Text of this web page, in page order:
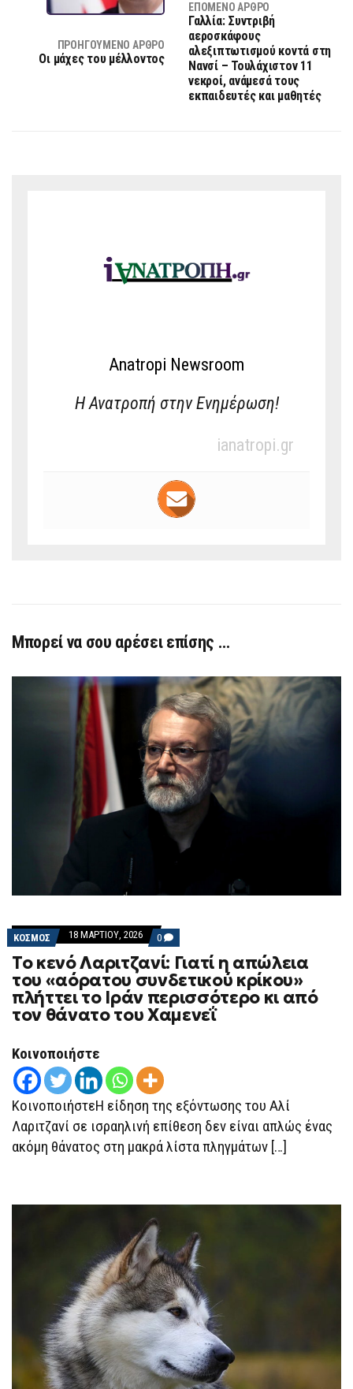
ΠΡΟΗΓΟΎΜΕΝΟ ΆΡΘΡΟ
Οι μάχες του μέλλοντος
ΕΠΌΜΕΝΟ ΆΡΘΡΟ
Γαλλία: Συντριβή
αεροσκάφους
αλεξιπτωτισμού κοντά στη
Νανσί – Τουλάχιστον 11
νεκροί, ανάμεσά τους
εκπαιδευτές και μαθητές
Anatropi Newsroom
Η Ανατροπή στην Ενημέρωση!
ianatropi.gr
Μπορεί να σου αρέσει επίσης …
ΚΟΣΜΟΣ 18 ΜΑΡΤΊΟΥ, 2026 0 COMMENTS
ON
ΤΟ
ΚΕΝΌ
ΛΑΡΙΤΖΑΝΊ:
ΓΙΑΤΊ
ΑΠΏΛΕΙΑ
ΠΛΉΤΤΕΙ
ΙΡΆΝ
ΠΕΡΙΣΣΌΤΕΡΟ
ΚΙ
ΑΠΌ
ΤΟΝ
Το κενό Λαριτζανί: Γιατί η απώλεια
του «αόρατου συνδετικού κρίκου»
πλήττει το Ιράν περισσότερο κι από
τον θάνατο του Χαμενεΐ
Κοινοποιήστε
ΚοινοποιήστεΗ είδηση της εξόντωσης του Αλί
Λαριτζανί σε ισραηλινή επίθεση δεν είναι απλώς ένας
ακόμη θάνατος στη μακρά λίστα πληγμάτων […]